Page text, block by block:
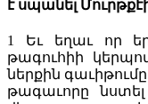
է սպանել
1
Եւ եղաւ որ
թագուհիի
ներքին
թագաւորը